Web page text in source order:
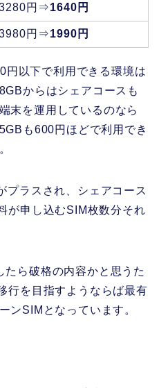
円⇒1640円
円⇒1990円
円以下で利用できる環境は
からはシェアコースも
末を運用しているのなら
も600円ほどで利用でき
プラスされ、シェアコース
が申し込むSIM枚数分それ
ら破格の内容かと思うた
行を目指すようならば最有
ンSIMとなっています。